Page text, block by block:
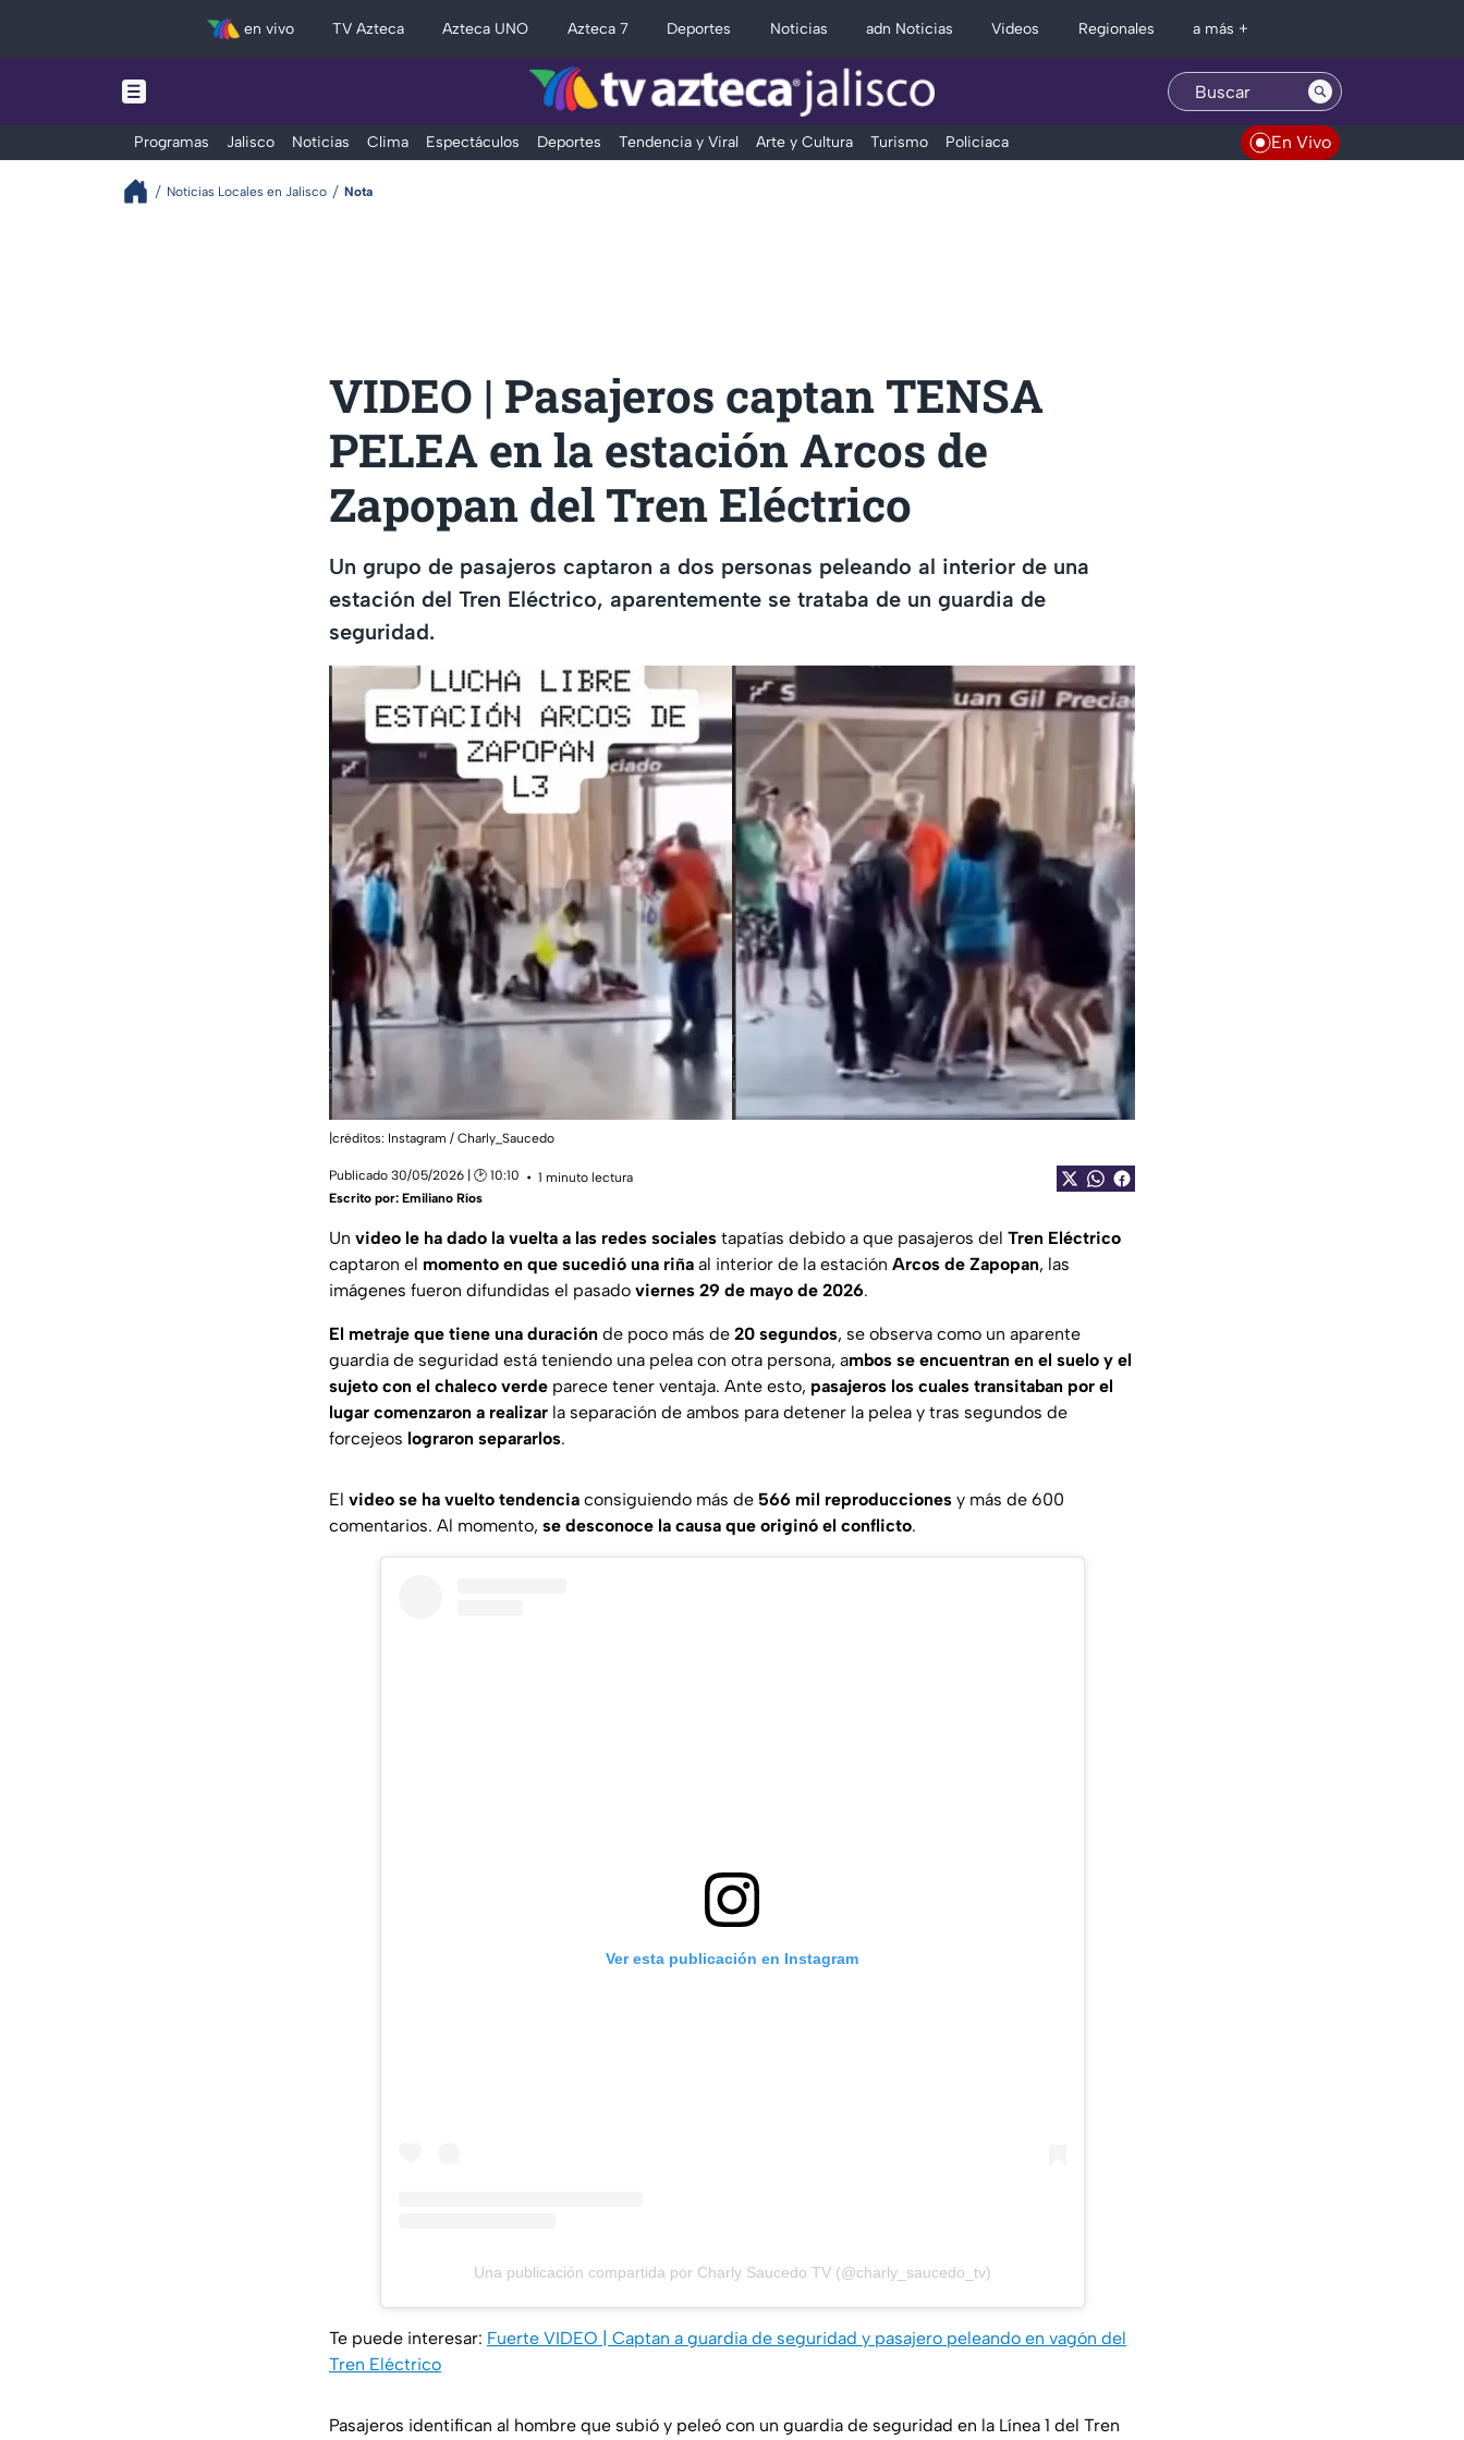
en vivo TV Azteca Azteca UNO Azteca 7 Deportes Noticias adn Noticias Videos Regionales a más +
Programas Jalisco Noticias Clima Espectáculos Deportes Tendencia y Viral Arte y Cultura Turismo Policiaca En Vivo
Noticias Locales en Jalisco Nota
VIDEO | Pasajeros captan TENSA
PELEA en la estación Arcos de
Zapopan del Tren Eléctrico
Un grupo de pasajeros captaron a dos personas peleando al interior de una
estación del Tren Eléctrico, aparentemente se trataba de un guardia de
seguridad.
|créditos: Instagram / Charly_Saucedo
Publicado 30/05/2026 | 🕑 10:10
1 minuto lectura
Escrito por: Emiliano Ríos
Un video le ha dado la vuelta a las redes sociales tapatías debido a que pasajeros del Tren Eléctrico
captaron el momento en que sucedió una riña al interior de la estación Arcos de Zapopan, las
imágenes fueron difundidas el pasado viernes 29 de mayo de 2026.
El metraje que tiene una duración de poco más de 20 segundos, se observa como un aparente
guardia de seguridad está teniendo una pelea con otra persona, ambos se encuentran en el suelo y el
sujeto con el chaleco verde parece tener ventaja. Ante esto, pasajeros los cuales transitaban por el
lugar comenzaron a realizar la separación de ambos para detener la pelea y tras segundos de
forcejeos lograron separarlos.
El video se ha vuelto tendencia consiguiendo más de 566 mil reproducciones y más de 600
comentarios. Al momento, se desconoce la causa que originó el conflicto.
Ver esta publicación en Instagram
Una publicación compartida por Charly Saucedo TV (@charly_saucedo_tv)
Te puede interesar: Fuerte VIDEO | Captan a guardia de seguridad y pasajero peleando en vagón del
Tren Eléctrico
Pasajeros identifican al hombre que subió y peleó con un guardia de seguridad en la Línea 1 del Tren